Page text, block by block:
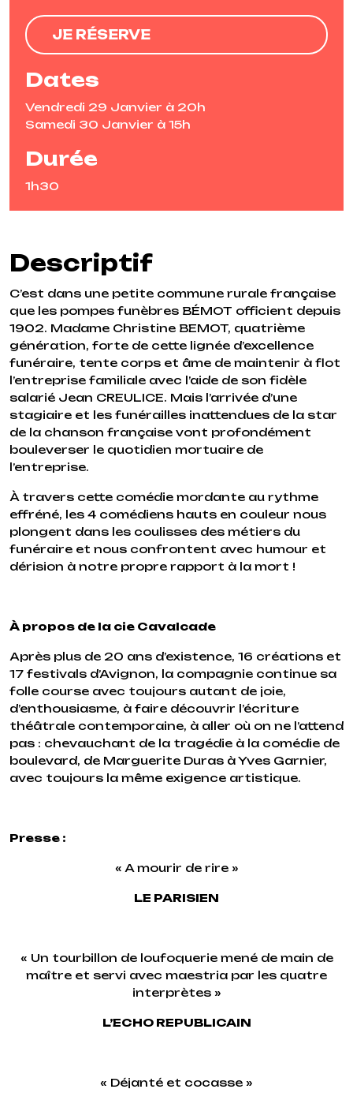
JE RÉSERVE
Dates
Vendredi 29 Janvier à 20h
Samedi 30 Janvier à 15h
Durée
1h30
Descriptif
C’est dans une petite commune rurale française
que les pompes funèbres BÉMOT officient depuis
1902. Madame Christine BEMOT, quatrième
génération, forte de cette lignée d’excellence
funéraire, tente corps et âme de maintenir à flot
l’entreprise familiale avec l’aide de son fidèle
salarié Jean CREULICE. Mais l’arrivée d’une
stagiaire et les funérailles inattendues de la star
de la chanson française vont profondément
bouleverser le quotidien mortuaire de
l’entreprise.
À travers cette comédie mordante au rythme
effréné, les 4 comédiens hauts en couleur nous
plongent dans les coulisses des métiers du
funéraire et nous confrontent avec humour et
dérision à notre propre rapport à la mort !
À propos de la cie Cavalcade
Après plus de 20 ans d’existence, 16 créations et
17 festivals d’Avignon, la compagnie continue sa
folle course avec toujours autant de joie,
d’enthousiasme, à faire découvrir l’écriture
théâtrale contemporaine, à aller où on ne l’attend
pas : chevauchant de la tragédie à la comédie de
boulevard, de Marguerite Duras à Yves Garnier,
avec toujours la même exigence artistique.
Presse :
« A mourir de rire »
LE PARISIEN
« Un tourbillon de loufoquerie mené de main de
maître et servi avec maestria par les quatre
interprètes »
L’ECHO REPUBLICAIN
« Déjanté et cocasse »